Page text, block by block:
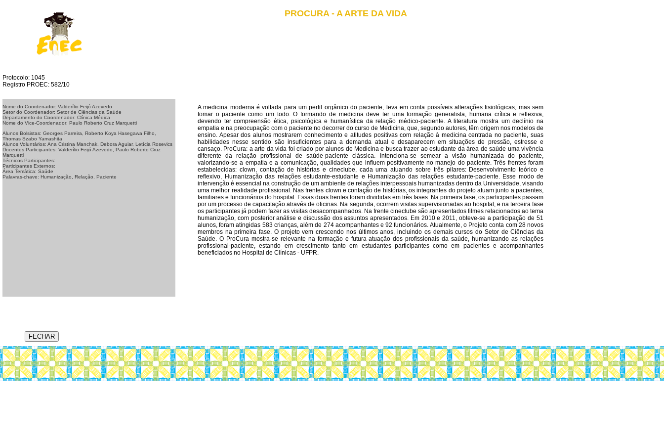
PROCURA - A ARTE DA VIDA
Nome do Coordenador: Valderílio Feijó Azevedo
Setor do Coordenador: Setor de Ciências da Saúde
Departamento do Coordenador: Clínica Médica
Nome do Vice-Coordenador: Paulo Roberto Cruz Marquetti
Alunos Bolsistas: Georges Parreira, Roberto Koya Hasegawa Filho,
Thomas Szabo Yamashita
Alunos Voluntários: Ana Cristina Manchak, Debora Aguiar, Letícia Rosevics
Docentes Participantes: Valderílio Feijó Azevedo, Paulo Roberto Cruz
Marquetti
Técnicos Participantes:
Participantes Externos:
Área Temática: Saúde
Palavras-chave: Humanização, Relação, Paciente
A medicina moderna é voltada para um perfil orgânico do paciente, leva em conta possíveis alterações fisiológicas, mas sem
tomar o paciente como um todo. O formando de medicina deve ter uma formação generalista, humana crítica e reflexiva,
devendo ter compreensão ética, psicológica e humanística da relação médico-paciente. A literatura mostra um declínio na
empatia e na preocupação com o paciente no decorrer do curso de Medicina, que, segundo autores, têm origem nos modelos de
ensino. Apesar dos alunos mostrarem conhecimento e atitudes positivas com relação à medicina centrada no paciente, suas
habilidades nesse sentido são insuficientes para a demanda atual e desaparecem em situações de pressão, estresse e
cansaço. ProCura: a arte da vida foi criado por alunos de Medicina e busca trazer ao estudante da área de saúde uma vivência
diferente da relação profissional de saúde-paciente clássica. Intenciona-se semear a visão humanizada do paciente,
valorizando-se a empatia e a comunicação, qualidades que influem positivamente no manejo do paciente. Três frentes foram
estabelecidas: clown, contação de histórias e cineclube, cada uma atuando sobre três pilares: Desenvolvimento teórico e
reflexivo, Humanização das relações estudante-estudante e Humanização das relações estudante-paciente. Esse modo de
intervenção é essencial na construção de um ambiente de relações interpessoais humanizadas dentro da Universidade, visando
uma melhor realidade profissional. Nas frentes clown e contação de histórias, os integrantes do projeto atuam junto a pacientes,
familiares e funcionários do hospital. Essas duas frentes foram divididas em três fases. Na primeira fase, os participantes passam
por um processo de capacitação através de oficinas. Na segunda, ocorrem visitas supervisionadas ao hospital, e na terceira fase
os participantes já podem fazer as visitas desacompanhados. Na frente cineclube são apresentados filmes relacionados ao tema
humanização, com posterior análise e discussão dos assuntos apresentados. Em 2010 e 2011, obteve-se a participação de 51
alunos, foram atingidas 583 crianças, além de 274 acompanhantes e 92 funcionários. Atualmente, o Projeto conta com 28 novos
membros na primeira fase. O projeto vem crescendo nos últimos anos, incluindo os demais cursos do Setor de Ciências da
Saúde. O ProCura mostra-se relevante na formação e futura atuação dos profissionais da saúde, humanizando as relações
profissional-paciente, estando em crescimento tanto em estudantes participantes como em pacientes e acompanhantes
beneficiados no Hospital de Clínicas - UFPR.
Protocolo: 1045
Registro PROEC: 582/10